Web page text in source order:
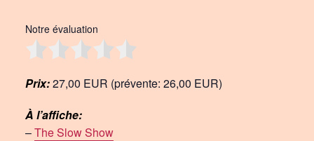
Notre évaluation
Prix:27,00 EUR (prévente: 26,00 EUR)
À l’affiche:
–The Slow Show